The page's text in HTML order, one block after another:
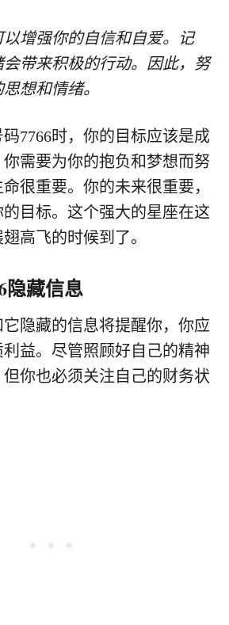
以增强你的自信和自爱。记
会带来积极的行动。因此，努
想和情绪。
7766时，你的目标应该是成
需要为你的抱负和梦想而努
很重要。你的未来很重要，
目标。这个强大的星座在这
高飞的时候到了。
隐藏信息
它隐藏的信息将提醒你，你应
益。尽管照顾好自己的精神
你也必须关注自己的财务状